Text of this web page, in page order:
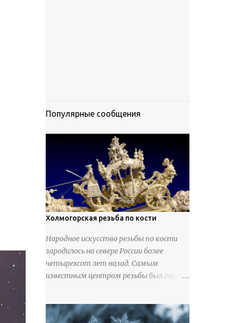
Популярные сообщения
Холмогорская резьба по кости
Народное искусство резьбы по кости
зародилось на севере России более
четырехсот лет назад. Самым
известным центром резьбы был город
служили кости тюленей, рыб и моржей.